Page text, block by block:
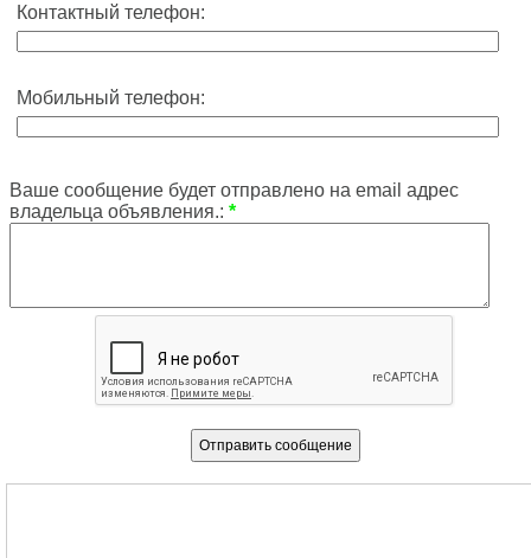
Контактный телефон:
Мобильный телефон:
Ваше сообщение будет отправлено на email адрес
владельца объявления.: *